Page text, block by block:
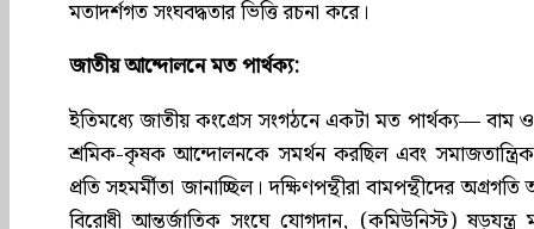
মতাদর্শগত সংঘবদ্ধতার ভিত্তি রচনা করে।
জাতীয় আন্দোলনে মত পার্থক্য:
ইতিমধ্যে জাতীয় কংগ্রেস সংগঠনে একটা মত পার্থক্য— বাম ও
শ্রমিক-কৃষক আন্দোলনকে সমর্থন করছিল এবং সমাজতান্ত্রিক
প্রতি সহমর্মীতা জানাচ্ছিল। দক্ষিণপন্থীরা বামপন্থীদের
বিরোধী আন্তর্জাতিক সংঘে যোগদান, (কমিউনিস্ট)